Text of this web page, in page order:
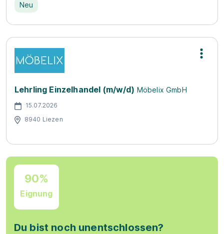
Neu
Lehrling Einzelhandel (m/w/d) Möbelix GmbH
15.07.2026
8940 Liezen
90%
Eignung
Du bist noch unentschlossen?